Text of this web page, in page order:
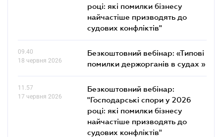
році: які помилки бізнесу
найчастіше призводять до
судових конфліктів"
09.40
18 червня 2026
Безкоштовний вебінар: «Типові
помилки держорганів в судах »
11.57
17 червня 2026
Безкоштовний вебінар:
"Господарські спори у 2026
році: які помилки бізнесу
найчастіше призводять до
судових конфліктів"